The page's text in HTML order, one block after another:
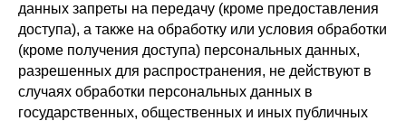
данных запреты на передачу (кроме предоставления
доступа), а также на обработку или условия обработки
(кроме получения доступа) персональных данных,
разрешенных для распространения, не действуют в
случаях обработки персональных данных в
государственных, общественных и иных публичных